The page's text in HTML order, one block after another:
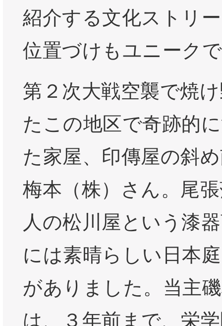
紹介する文化ストリ
位置づけもユニーク
第２次大戦空襲で焼
たこの地区で奇跡的
た家屋、印傳屋の斜
梅本（株）さん。尾
人の松川屋という漆
には素晴らしい日本
がありました。当主
は、３年前まで、栄